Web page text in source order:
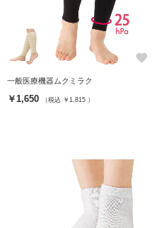
favorite
一般医療機器ムクミラク
￥1,650 （税込 ￥1,815 ）